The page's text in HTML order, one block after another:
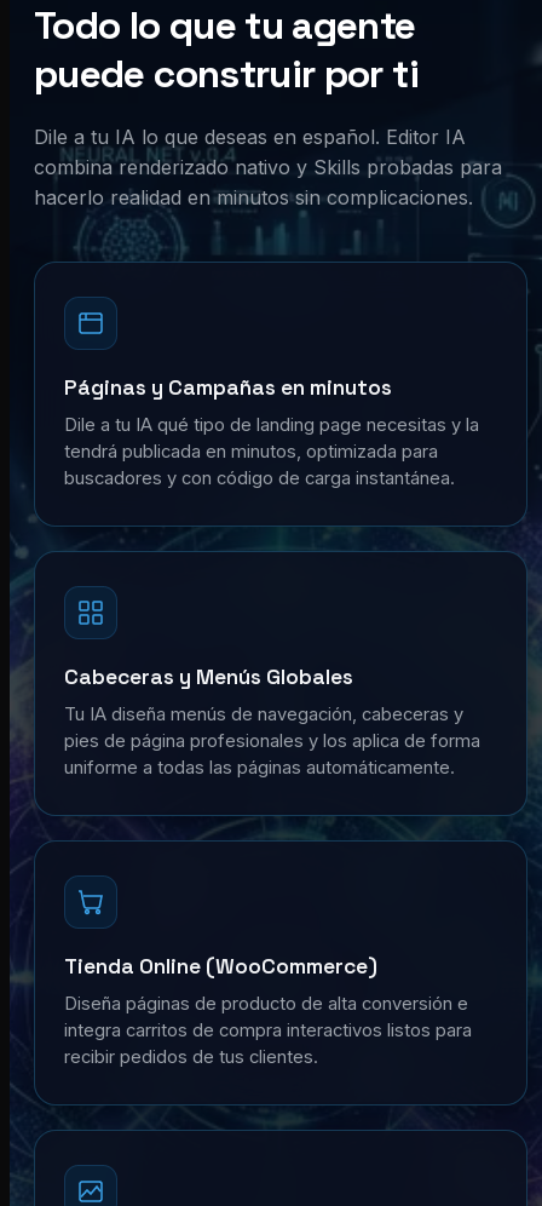
Todo lo que tu agente
puede construir por ti
Dile a tu IA lo que deseas en español. Editor IA
combina renderizado nativo y Skills probadas para
hacerlo realidad en minutos sin complicaciones.
Páginas y Campañas en minutos
Dile a tu IA qué tipo de landing page necesitas y la
tendrá publicada en minutos, optimizada para
buscadores y con código de carga instantánea.
Cabeceras y Menús Globales
Tu IA diseña menús de navegación, cabeceras y
pies de página profesionales y los aplica de forma
uniforme a todas las páginas automáticamente.
Tienda Online (WooCommerce)
Diseña páginas de producto de alta conversión e
integra carritos de compra interactivos listos para
recibir pedidos de tus clientes.